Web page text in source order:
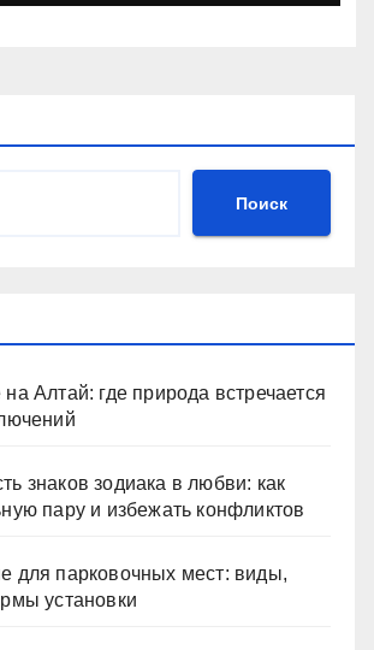
Поиск
Алтай: где природа встречается
знаков зодиака в любви: как
пару и избежать конфликтов
для парковочных мест: виды,
установки